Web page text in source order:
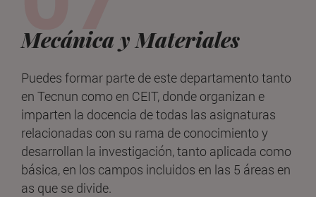
Mecánica y Materiales
Puedes formar parte de este departamento tanto
en Tecnun como en CEIT, donde organizan e
imparten la docencia de todas las asignaturas
relacionadas con su rama de conocimiento y
desarrollan la investigación, tanto aplicada como
básica, en los campos incluidos en las 5 áreas en
as que se divide.